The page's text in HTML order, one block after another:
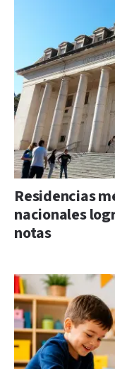
Residencias
nacionales
notas